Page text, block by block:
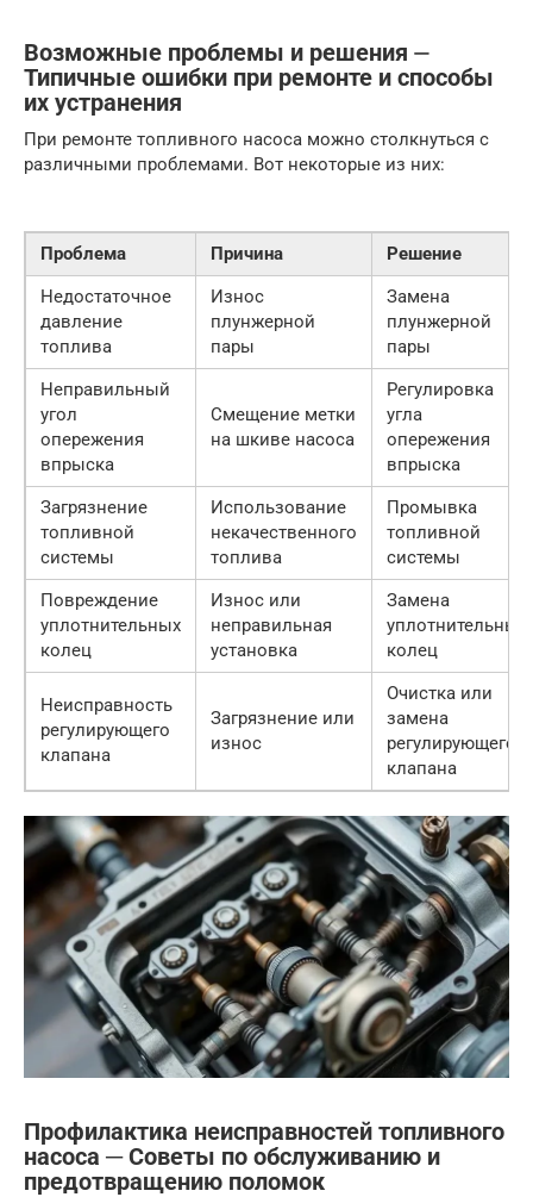
Возможные проблемы и решения ⏤
Типичные ошибки при ремонте и способы
их устранения
При ремонте топливного насоса можно столкнуться с
различными проблемами. Вот некоторые из них:
Проблема Причина
Решение
Недостаточное
давление
топлива
Износ
плунжерной
пары
Замена
плунжерной
пары
Неправильный
угол
опережения
впрыска
Смещение метки
на шкиве насоса
Регулировка
угла
опережения
впрыска
Загрязнение
топливной
системы
Использование
некачественного
топлива
Промывка
топливной
системы
Повреждение
уплотнительных
колец
Износ или
неправильная
установка
Замена
уплотнительных
колец
Неисправность
регулирующего
клапана
Загрязнение или
износ
Очистка или
замена
регулирующего
клапана
Профилактика неисправностей топливного
насоса ─ Советы по обслуживанию и
предотвращению поломок